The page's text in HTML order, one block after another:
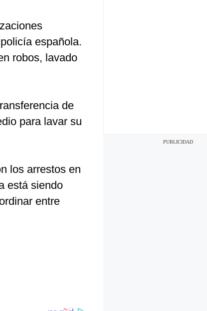
española.
robos, lavado
de
para lavar su
los arrestos en
está siendo
entre